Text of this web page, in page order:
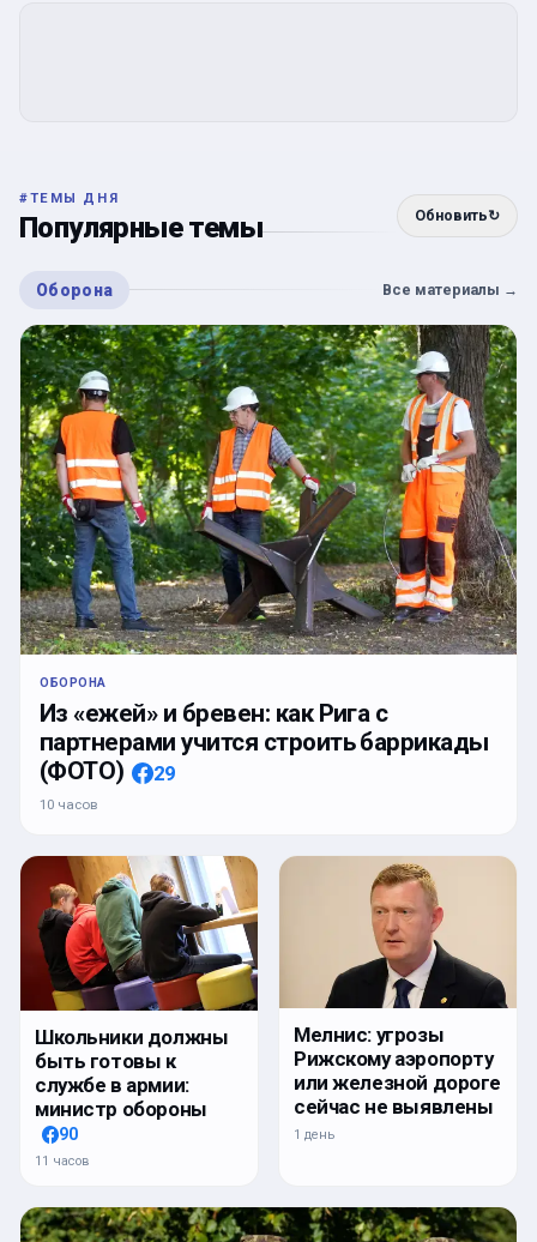
#ТЕМЫ ДНЯ
Популярные темы Обновить↻
Оборона Все материалы →
ОБОРОНА
Из «ежей» и бревен: как Рига с
партнерами учится строить баррикады
(ФОТО)
29
10 часов
Школьники должны
быть готовы к
службе в армии:
министр обороны
90
11 часов
Мелнис: угрозы
Рижскому аэропорту
или железной дороге
сейчас не выявлены
1 день